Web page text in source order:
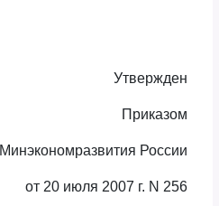
Утвержден
Приказом
Минэкономразвития России
от 20 июля 2007 г. N 256